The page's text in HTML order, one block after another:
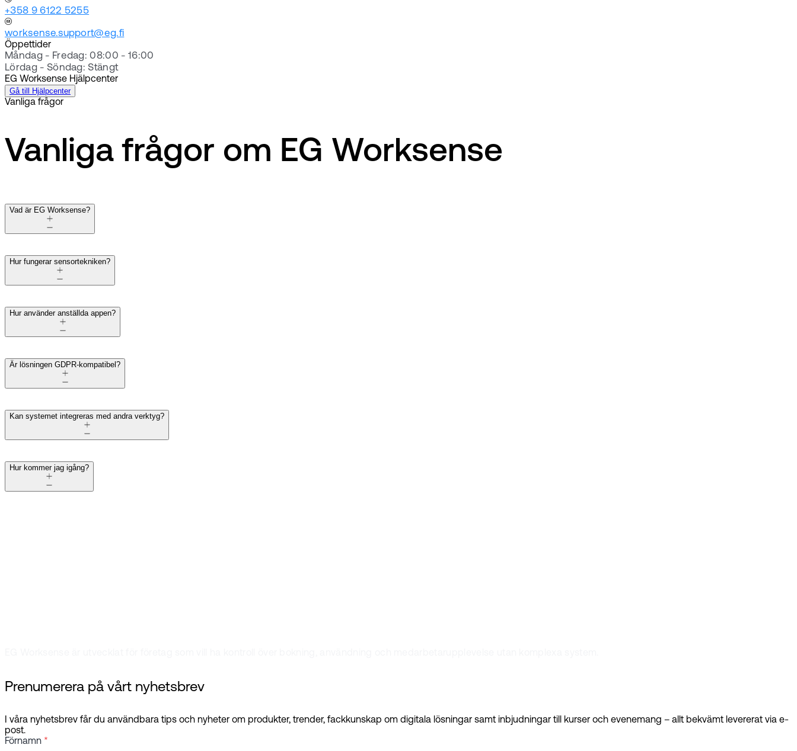
+358 9 6122 5255
worksense.support@eg.fi
Öppettider
Måndag - Fredag: 08:00 - 16:00
Lördag - Söndag: Stängt
EG Worksense Hjälpcenter
Gå till Hjälpcenter
Vanliga frågor
Vanliga frågor om EG Worksense
Vad är EG Worksense?
Hur fungerar sensortekniken?
Hur använder anställda appen?
Är lösningen GDPR-kompatibel?
Kan systemet integreras med andra verktyg?
Hur kommer jag igång?
Prenumerera på vårt nyhetsbrev
I våra nyhetsbrev får du användbara tips och nyheter om produkter, trender, fackkunskap om digitala lösningar samt inbjudningar till kurser och evenemang – allt bekvämt levererat via e-
post.
Förnamn *